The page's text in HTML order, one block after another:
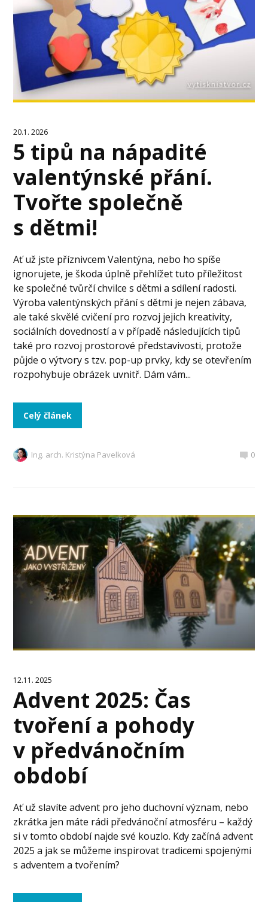
20.1. 2026
5 tipů na nápadité
valentýnské přání.
Tvořte společně
s dětmi!
Ať už jste příznivcem Valentýna, nebo ho spíše
ignorujete, je škoda úplně přehlížet tuto příležitost
ke společné tvůrčí chvilce s dětmi a sdílení radosti.
Výroba valentýnských přání s dětmi je nejen zábava,
ale také skvělé cvičení pro rozvoj jejich kreativity,
sociálních dovedností a v případě následujících tipů
také pro rozvoj prostorové představivosti, protože
půjde o výtvory s tzv. pop-up prvky, kdy se otevřením
rozpohybuje obrázek uvnitř. Dám vám...
Celý článek
Ing. arch. Kristýna Pavelková 0
12.11. 2025
Advent 2025: Čas
tvoření a pohody
v předvánočním
období
Ať už slavíte advent pro jeho duchovní význam, nebo
zkrátka jen máte rádi předvánoční atmosféru – každý
si v tomto období najde své kouzlo. Kdy začíná advent
2025 a jak se můžeme inspirovat tradicemi spojenými
s adventem a tvořením?